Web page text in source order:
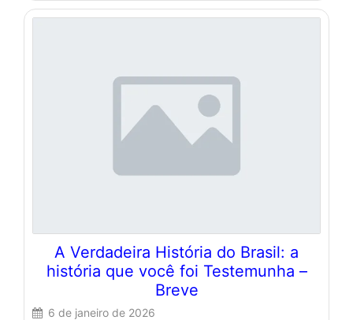
A Verdadeira História do Brasil: a
história que você foi Testemunha –
Breve
6 de janeiro de 2026